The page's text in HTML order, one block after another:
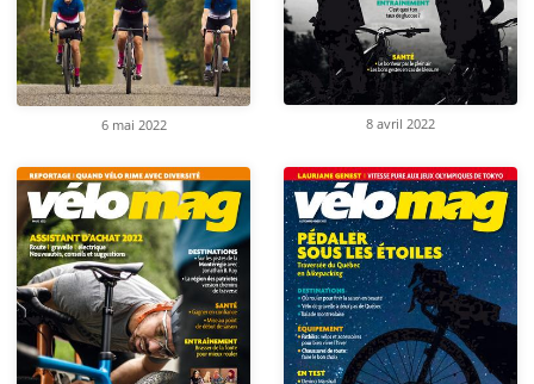
6 mai 2022 8 avril 2022